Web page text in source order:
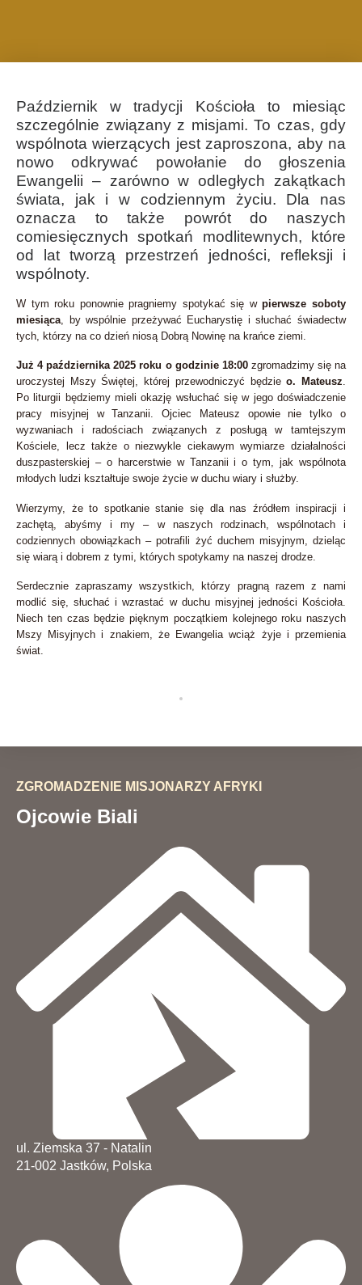
Październik w tradycji Kościoła to miesiąc
szczególnie związany z misjami. To czas, gdy
wspólnota wierzących jest zaproszona, aby na
nowo odkrywać powołanie do głoszenia
Ewangelii – zarówno w odległych zakątkach
świata, jak i w codziennym życiu. Dla nas
oznacza to także powrót do naszych
comiesięcznych spotkań modlitewnych, które
od lat tworzą przestrzeń jedności, refleksji i
wspólnoty.
W tym roku ponownie pragniemy spotykać się wpierwsze soboty
miesiąca, by wspólnie przeżywać Eucharystię i słuchać świadectw
tych, którzy na co dzień niosą Dobrą Nowinę na krańce ziemi.
Już 4 października 2025 roku o godzinie 18:00zgromadzimy się na
uroczystej Mszy Świętej, której przewodniczyć będzieo. Mateusz.
Po liturgii będziemy mieli okazję wsłuchać się w jego doświadczenie
pracy misyjnej w Tanzanii. Ojciec Mateusz opowie nie tylko o
wyzwaniach i radościach związanych z posługą w tamtejszym
Kościele, lecz także o niezwykle ciekawym wymiarze działalności
duszpasterskiej – o harcerstwie w Tanzanii i o tym, jak wspólnota
młodych ludzi kształtuje swoje życie w duchu wiary i służby.
Wierzymy, że to spotkanie stanie się dla nas źródłem inspiracji i
zachętą, abyśmy i my – w naszych rodzinach, wspólnotach i
codziennych obowiązkach – potrafili żyć duchem misyjnym, dzieląc
się wiarą i dobrem z tymi, których spotykamy na naszej drodze.
Serdecznie zapraszamy wszystkich, którzy pragną razem z nami
modlić się, słuchać i wzrastać w duchu misyjnej jedności Kościoła.
Niech ten czas będzie pięknym początkiem kolejnego roku naszych
Mszy Misyjnych i znakiem, że Ewangelia wciąż żyje i przemienia
świat.
ZGROMADZENIE MISJONARZY AFRYKI
Ojcowie Biali
ul. Ziemska 37 - Natalin
21-002 Jastków, Polska